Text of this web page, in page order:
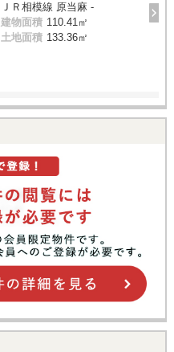
ＪＲ相模線 原当麻 -
建物面積 110.41㎡
土地面積 133.36㎡